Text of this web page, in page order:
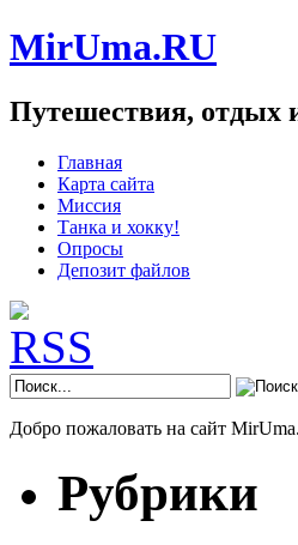
MirUma.RU
Путешествия, отдых
Главная
Карта сайта
Миссия
Танка и хокку!
Опросы
Депозит файлов
Добро пожаловать на сайт
Рубрики